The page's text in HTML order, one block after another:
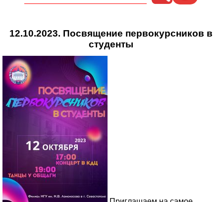
12.10.2023. Посвящение первокурсников в
студенты